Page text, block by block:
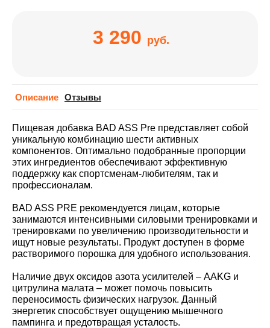
3 290 руб.
Описание Отзывы
Пищевая добавка BAD ASS Pre представляет собой
уникальную комбинацию шести активных
компонентов. Оптимально подобранные пропорции
этих ингредиентов обеспечивают эффективную
поддержку как спортсменам-любителям, так и
профессионалам.
BAD ASS PRE рекомендуется лицам, которые
занимаются интенсивными силовыми тренировками и
тренировками по увеличению производительности и
ищут новые результаты. Продукт доступен в форме
растворимого порошка для удобного использования.
Наличие двух оксидов азота усилителей – AAKG и
цитрулина малата – может помочь повысить
переносимость физических нагрузок. Данный
энергетик способствует ощущению мышечного
пампинга и предотвращая усталость.